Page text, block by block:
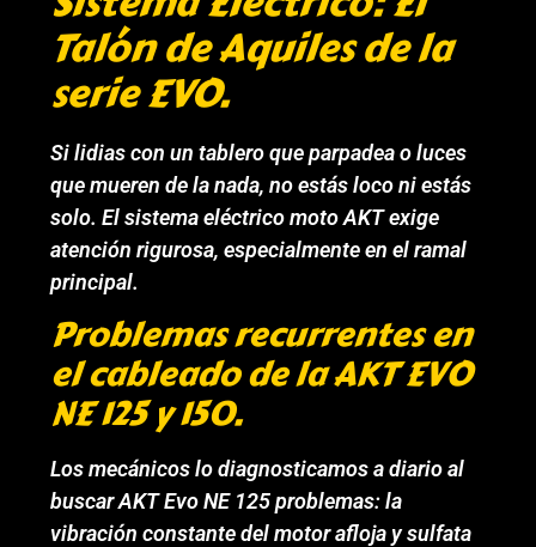
Talón de Aquiles de la
serie EVO.
Si lidias con un tablero que parpadea o luces
que mueren de la nada, no estás loco ni estás
solo. El sistema eléctrico moto AKT exige
atención rigurosa, especialmente en el ramal
principal.
Problemas recurrentes en
el cableado de la AKT EVO
NE 125 y 150.
Los mecánicos lo diagnosticamos a diario al
buscar AKT Evo NE 125 problemas: la
vibración constante del motor afloja y sulfata